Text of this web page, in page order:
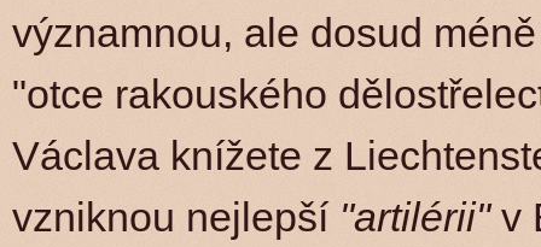
významnou, ale dosud
"otce rakouského
Václava knížete z
vzniknou nejlepší "artilérii"v